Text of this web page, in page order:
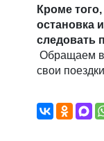
Кроме
остановка
следовать
Обращаем
свои